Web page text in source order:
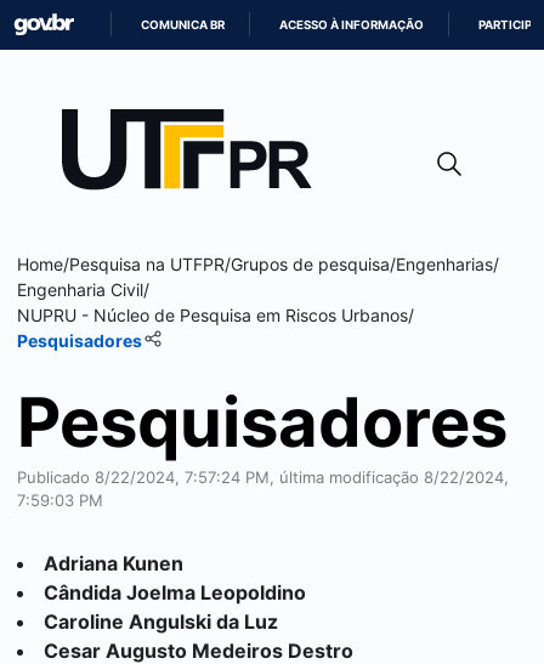
CONTEÚDO
COMUNICA BR ACESSO À INFORMAÇÃO PARTICIPE
Home/Pesquisa na UTFPR/Grupos de pesquisa/Engenharias/
Engenharia Civil/
NUPRU - Núcleo de Pesquisa em Riscos Urbanos/
Pesquisadores
Pesquisadores
Publicado 8/22/2024, 7:57:24 PM, última modificação 8/22/2024,
7:59:03 PM
Adriana Kunen
Cândida Joelma Leopoldino
Caroline Angulski da Luz
Cesar Augusto Medeiros Destro